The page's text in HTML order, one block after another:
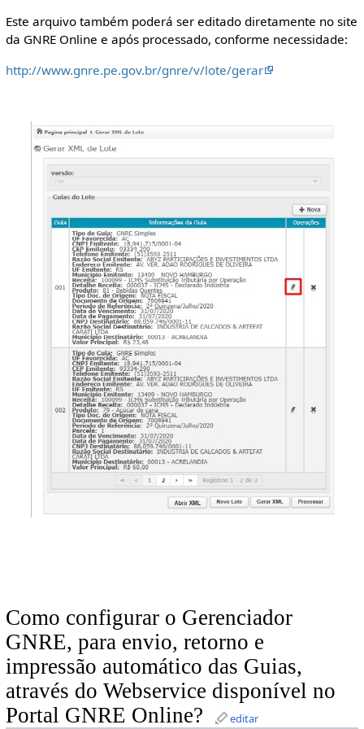
Este arquivo também poderá ser editado diretamente no site
da GNRE Online e após processado, conforme necessidade:
http://www.gnre.pe.gov.br/gnre/v/lote/gerar
Como configurar o Gerenciador
GNRE, para envio, retorno e
impressão automático das Guias,
através do Webservice disponível no
Portal GNRE Online?
editar